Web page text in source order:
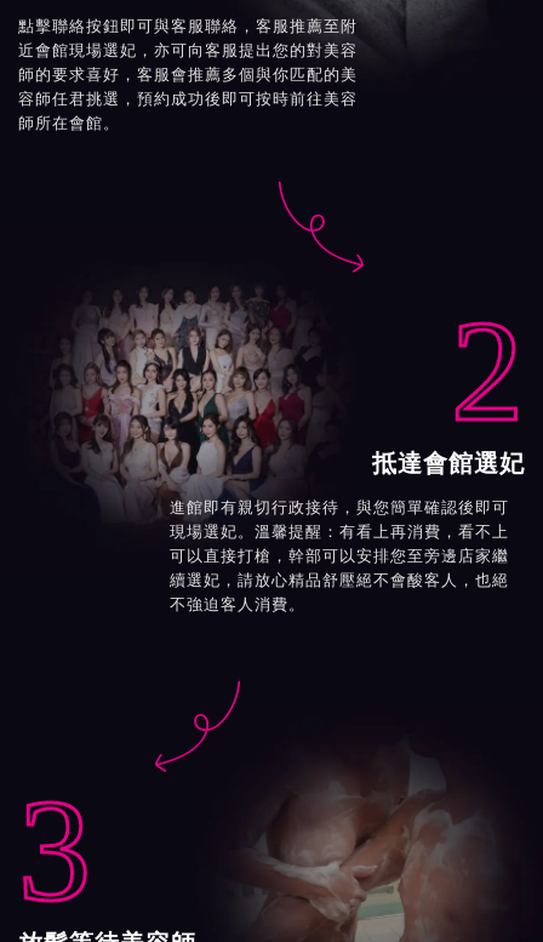
點擊聯絡按鈕即可與客服聯絡，客服推薦至附
近會館現場選妃，亦可向客服提出您的對美容
師的要求喜好，客服會推薦多個與你匹配的美
容師任君挑選，預約成功後即可按時前往美容
師所在會館。

2
抵達會館選妃
進館即有親切行政接待，與您簡單確認後即可
現場選妃。溫馨提醒：有看上再消費，看不上
可以直接打槍，幹部可以安排您至旁邊店家繼
續選妃，請放心精品舒壓絕不會酸客人，也絕
不強迫客人消費。

3